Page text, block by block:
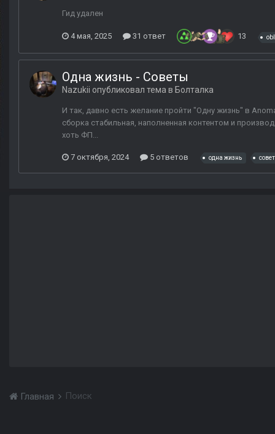
Гид удален
4 мая, 2025 31 ответ 13
Одна жизнь - Советы
Nazukii опубликовал тема в Болталка
И так, давно есть желание пройти "Одну жизнь" в
сборка стабильная, наполненная контентом и
хоть ФП...
7 октября, 2024 5 ответов одна жизнь
Главная Поиск